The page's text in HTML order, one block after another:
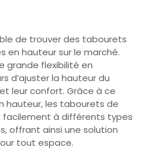
de trouver des tabourets
en hauteur sur le marché.
grande flexibilité en
d’ajuster la hauteur du
leur confort. Grâce à ce
hauteur, les tabourets de
facilement à différents types
offrant ainsi une solution
tout espace.